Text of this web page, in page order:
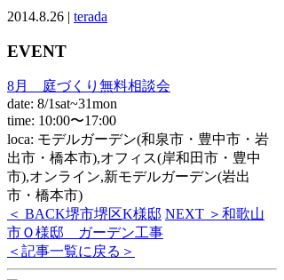
2014.8.26 | terada
EVENT
8月 庭づくり無料相談会
date: 8/1sat~31mon
time: 10:00〜17:00
loca: モデルガーデン(和泉市・豊中市・岩
出市・橋本市),オフィス(岸和田市・豊中
市),オンライン,新モデルガーデン(岩出
市・橋本市)
＜ BACK堺市堺区K様邸 NEXT ＞ 和歌山
市Ｏ様邸 ガーデン工事
＜記事一覧に戻る＞